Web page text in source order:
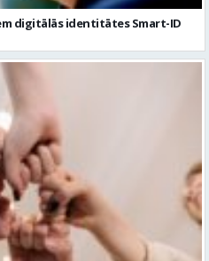
idejas komandas saliedēšanas